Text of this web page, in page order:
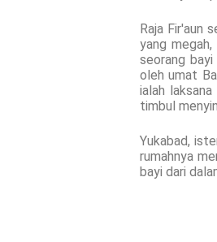
Raja Fir'aun
yang
seorang
oleh umat
ialah
timbul
Yukabad,
rumahnya
bayi dari